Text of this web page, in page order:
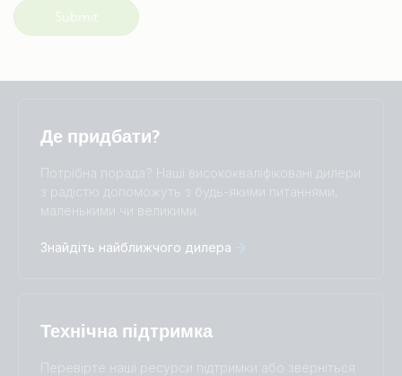
Українська
Čeština
Dansk
Deutsch
Italiano
Magyar
Română
Suomalainen
Türkçe
Ελληνικά
Subscribe
Де придбати?
Потрібна порада? Наші висококваліфіковані дилери
з радістю допоможуть з будь-якими питаннями,
маленькими чи великими.
Знайдіть найближчого дилера
Технічна підтримка
Перевірте наші ресурси підтримки або зверніться